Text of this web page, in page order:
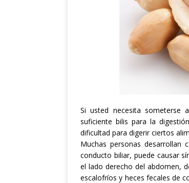
Si usted necesita someterse
suficiente bilis para la
dificultad para digerir ciertos
Muchas personas desarrollan
conducto biliar, puede causar
el lado derecho del abdomen,
escalofríos y heces fecales de